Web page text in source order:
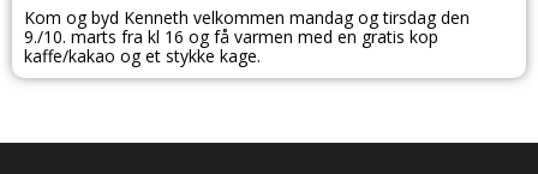
Kom og byd Kenneth velkommen mandag og tirsdag den
9./10. marts fra kl 16 og få varmen med en gratis kop
kaffe/kakao og et stykke kage.